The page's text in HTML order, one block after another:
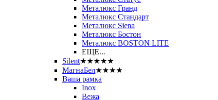
Металюкс Гранд
Металюкс Стандарт
Металюкс Siena
Металюкс Бостон
Металюкс BOSTON LITE
ЕЩЕ...
Silent★★★★★
МагнаБел★★★★
Ваша рамка
Inox
Вежа